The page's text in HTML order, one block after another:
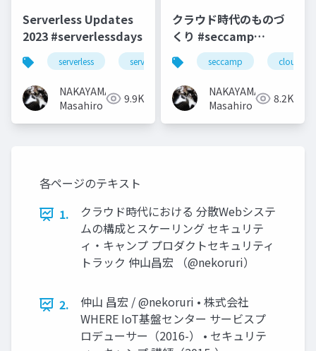
Serverless Updates
2023 #serverlessdays
serverless serverlessdays
NAKAYAMA
Masahiro
9.9K
クラウド時代のものづ
くり #seccamp
#seccamp2021b3
seccamp cloud
NAKAYAMA
Masahiro
8.2K
各ページのテキスト
1.
クラウド時代における 分散Webシステ
ムの構成とスケーリング セキュリテ
ィ・キャンプ プロダクトセキュリティ
トラック 仲山昌宏 （@nekoruri）
2.
仲山 昌宏 / @nekoruri • 株式会社
WHERE IoT基盤センター サービスプ
ロデューサー（2016-） • セキュリテ